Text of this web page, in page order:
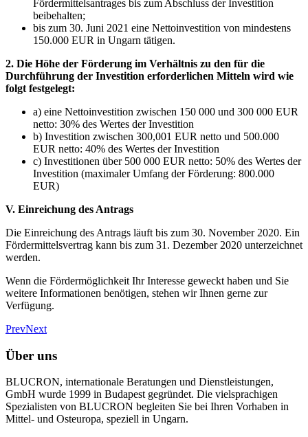
Fördermittelsantrages bis zum Abschluss der Investition
beibehalten;
bis zum 30. Juni 2021 eine Nettoinvestition von mindestens
150.000 EUR in Ungarn tätigen.
2. Die Höhe der Förderung im Verhältnis zu den für die
Durchführung der Investition erforderlichen Mitteln wird wie
folgt festgelegt:
a) eine Nettoinvestition zwischen 150 000 und 300 000 EUR
netto: 30% des Wertes der Investition
b) Investition zwischen 300,001 EUR netto und 500.000
EUR netto: 40% des Wertes der Investition
c) Investitionen über 500 000 EUR netto: 50% des Wertes der
Investition (maximaler Umfang der Förderung: 800.000
EUR)
V. Einreichung des Antrags
Die Einreichung des Antrags läuft bis zum 30. November 2020. Ein
Fördermittelsvertrag kann bis zum 31. Dezember 2020 unterzeichnet
werden.
Wenn die Fördermöglichkeit Ihr Interesse geweckt haben und Sie
weitere Informationen benötigen, stehen wir Ihnen gerne zur
Verfügung.
PrevNext
Über uns
BLUCRON, internationale Beratungen und Dienstleistungen,
GmbH wurde 1999 in Budapest gegründet. Die vielsprachigen
Spezialisten von BLUCRON begleiten Sie bei Ihren Vorhaben in
Mittel- und Osteuropa, speziell in Ungarn.